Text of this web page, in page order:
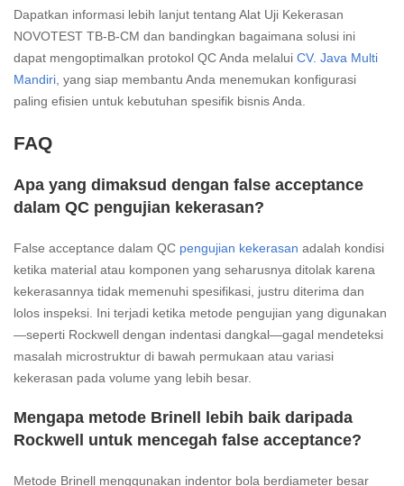
Dapatkan informasi lebih lanjut tentang Alat Uji Kekerasan
NOVOTEST TB-B-CM dan bandingkan bagaimana solusi ini
dapat mengoptimalkan protokol QC Anda melalui CV. Java Multi
Mandiri , yang siap membantu Anda menemukan konfigurasi
paling efisien untuk kebutuhan spesifik bisnis Anda.
FAQ
Apa yang dimaksud dengan false acceptance
dalam QC pengujian kekerasan?
False acceptance dalam QC pengujian kekerasan adalah kondisi
ketika material atau komponen yang seharusnya ditolak karena
kekerasannya tidak memenuhi spesifikasi, justru diterima dan
lolos inspeksi. Ini terjadi ketika metode pengujian yang digunakan
—seperti Rockwell dengan indentasi dangkal—gagal mendeteksi
masalah microstruktur di bawah permukaan atau variasi
kekerasan pada volume yang lebih besar.
Mengapa metode Brinell lebih baik daripada
Rockwell untuk mencegah false acceptance?
Metode Brinell menggunakan indentor bola berdiameter besar